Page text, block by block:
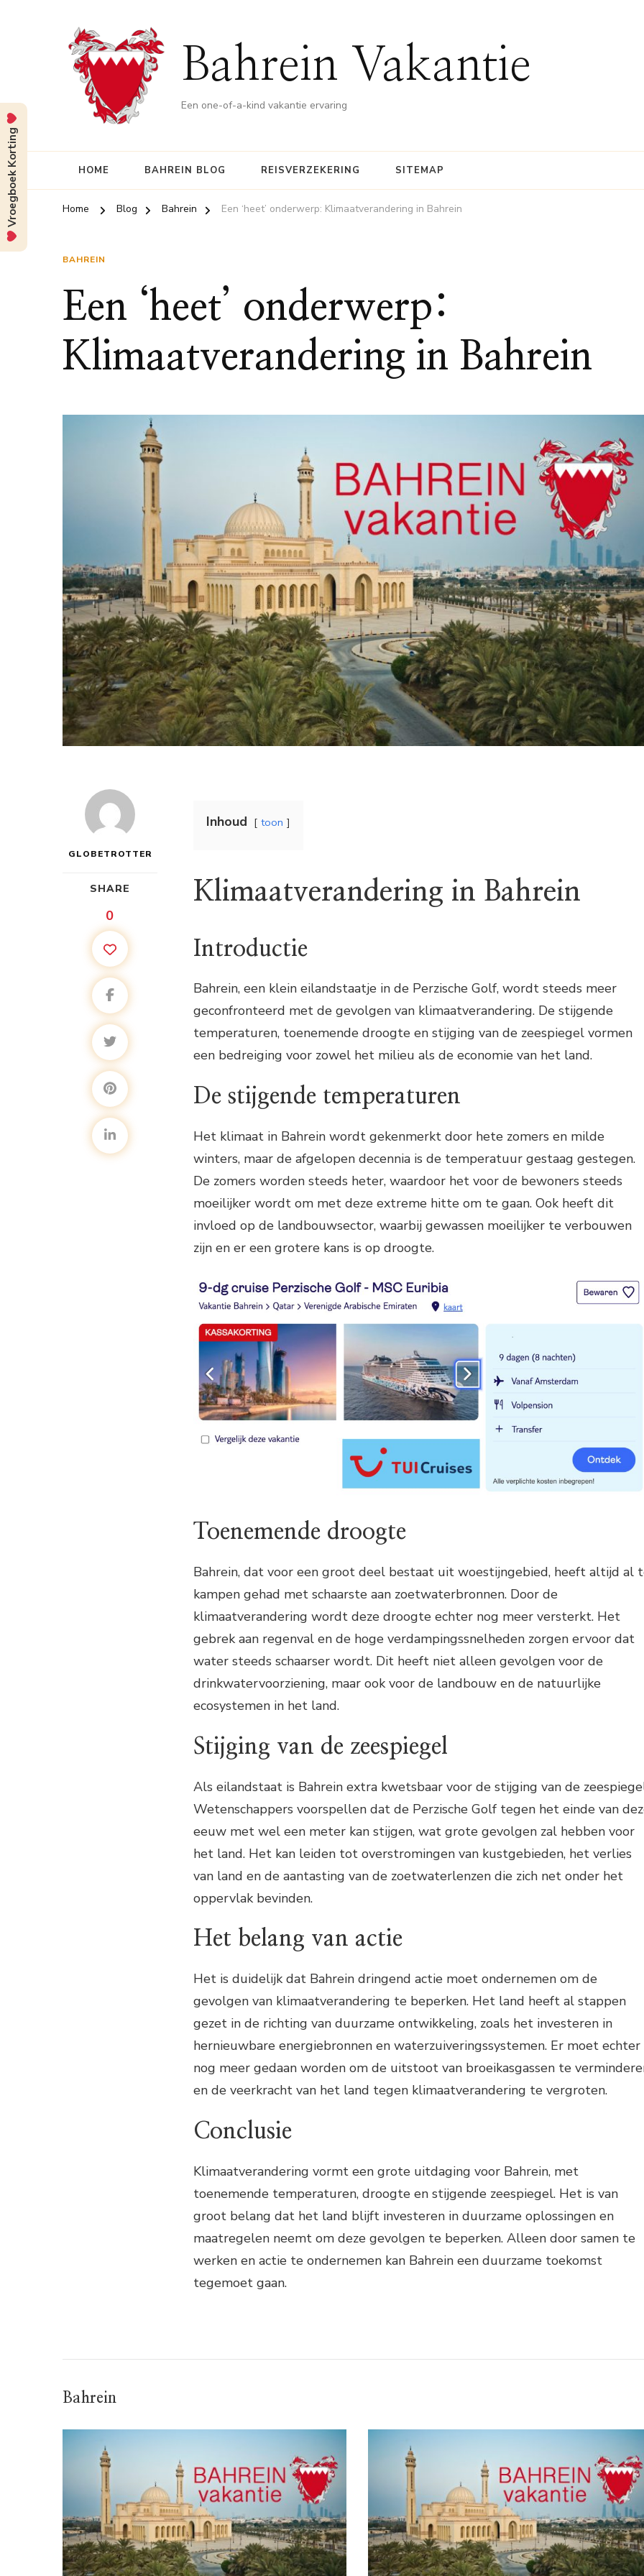
Bahrein Vakantie
Een one-of-a-kind vakantie ervaring
HOME BAHREIN BLOG REISVERZEKERING SITEMAP
Home Blog Bahrein Een ‘heet’ onderwerp: Klimaatverandering in Bahrein
BAHREIN
Een ‘heet’ onderwerp:
Klimaatverandering in Bahrein
GLOBETROTTER
SHARE
0
Inhoud toon
Klimaatverandering in Bahrein
Introductie
Bahrein, een klein eilandstaatje in de Perzische Golf, wordt steeds meer
geconfronteerd met de gevolgen van klimaatverandering. De stijgende
temperaturen, toenemende droogte en stijging van de zeespiegel vormen
een bedreiging voor zowel het milieu als de economie van het land.
De stijgende temperaturen
Het klimaat in Bahrein wordt gekenmerkt door hete zomers en milde
winters, maar de afgelopen decennia is de temperatuur gestaag gestegen.
De zomers worden steeds heter, waardoor het voor de bewoners steeds
moeilijker wordt om met deze extreme hitte om te gaan. Ook heeft dit
invloed op de landbouwsector, waarbij gewassen moeilijker te verbouwen
zijn en er een grotere kans is op droogte.
Toenemende droogte
Bahrein, dat voor een groot deel bestaat uit woestijngebied, heeft altijd al
kampen gehad met schaarste aan zoetwaterbronnen. Door de
klimaatverandering wordt deze droogte echter nog meer versterkt. Het
gebrek aan regenval en de hoge verdampingssnelheden zorgen ervoor dat
water steeds schaarser wordt. Dit heeft niet alleen gevolgen voor de
drinkwatervoorziening, maar ook voor de landbouw en de natuurlijke
ecosystemen in het land.
Stijging van de zeespiegel
Als eilandstaat is Bahrein extra kwetsbaar voor de stijging van de
Wetenschappers voorspellen dat de Perzische Golf tegen het einde van
eeuw met wel een meter kan stijgen, wat grote gevolgen zal hebben voor
het land. Het kan leiden tot overstromingen van kustgebieden, het verlies
van land en de aantasting van de zoetwaterlenzen die zich net onder het
oppervlak bevinden.
Het belang van actie
Het is duidelijk dat Bahrein dringend actie moet ondernemen om de
gevolgen van klimaatverandering te beperken. Het land heeft al stappen
gezet in de richting van duurzame ontwikkeling, zoals het investeren in
hernieuwbare energiebronnen en waterzuiveringssystemen. Er moet echter
nog meer gedaan worden om de uitstoot van broeikasgassen te
en de veerkracht van het land tegen klimaatverandering te vergroten.
Conclusie
Klimaatverandering vormt een grote uitdaging voor Bahrein, met
toenemende temperaturen, droogte en stijgende zeespiegel. Het is van
groot belang dat het land blijft investeren in duurzame oplossingen en
maatregelen neemt om deze gevolgen te beperken. Alleen door samen te
werken en actie te ondernemen kan Bahrein een duurzame toekomst
tegemoet gaan.
Bahrein
Vroegboek Korting